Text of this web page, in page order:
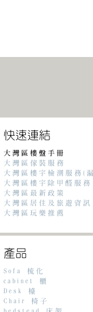
​快速連結
大灣區樓盤手冊
大灣區傢裝服務
大灣區樓宇檢測服務(
大灣區樓宇除甲醛服務
大灣區最新政策
大灣區居住及旅遊資訊
大灣區玩樂推薦
產品
Sofa 梳化
cabinet 櫃
Desk 檯
Chair 椅子